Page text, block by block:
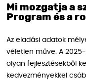
Mi mozgatja a
Program és a
Az eladási adatok
véletlen műve. A
olyan fejlesztésekből
kedvezményekkel